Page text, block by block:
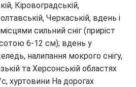
Кіровоградській,
Черкаській, вдень і
сильний сніг (приріст
6-12 см); вдень у
налипання мокрого снігу,
та Херсонській областях
хуртовини На дорогах